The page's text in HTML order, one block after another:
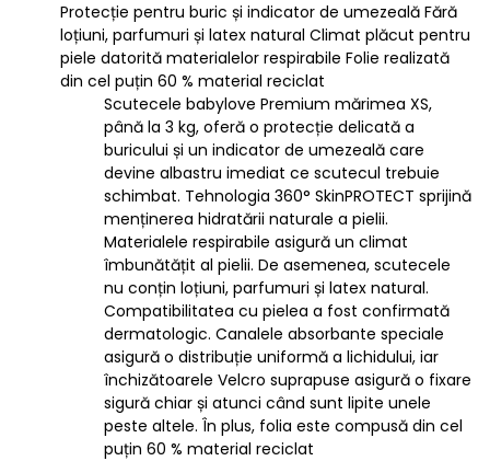
Protecție pentru buric și indicator de umezeală Fără
loțiuni, parfumuri și latex natural Climat plăcut pentru
piele datorită materialelor respirabile Folie realizată
din cel puțin 60 % material reciclat
Scutecele babylove Premium mărimea XS,
până la 3 kg, oferă o protecție delicată a
buricului și un indicator de umezeală care
devine albastru imediat ce scutecul trebuie
schimbat. Tehnologia 360° SkinPROTECT sprijină
menținerea hidratării naturale a pielii.
Materialele respirabile asigură un climat
îmbunătățit al pielii. De asemenea, scutecele
nu conțin loțiuni, parfumuri și latex natural.
Compatibilitatea cu pielea a fost confirmată
dermatologic. Canalele absorbante speciale
asigură o distribuție uniformă a lichidului, iar
închizătoarele Velcro suprapuse asigură o fixare
sigură chiar și atunci când sunt lipite unele
peste altele. În plus, folia este compusă din cel
puțin 60 % material reciclat